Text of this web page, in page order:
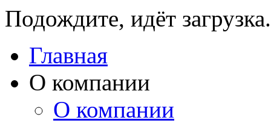
Подождите, идёт
Главная
О компании
О компании